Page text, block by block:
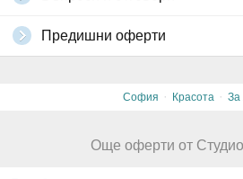
Предишни оферти
София · Красота · За
Още оферти от